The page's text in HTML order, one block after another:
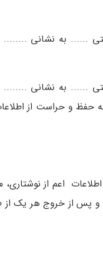
...... به نشانی ........
...... به نشانی ........
حفظ و حراست از
اعم از نوشتاری،
و پس از خروج هر یک از